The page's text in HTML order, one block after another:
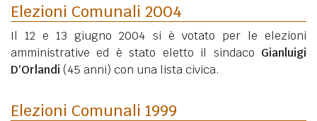
Elezioni Comunali 2004
Il 12 e 13 giugno 2004 si è votato per le elezioni
amministrative ed è stato eletto il sindaco Gianluigi
D'Orlandi (45 anni) con una lista civica.
Elezioni Comunali 1999